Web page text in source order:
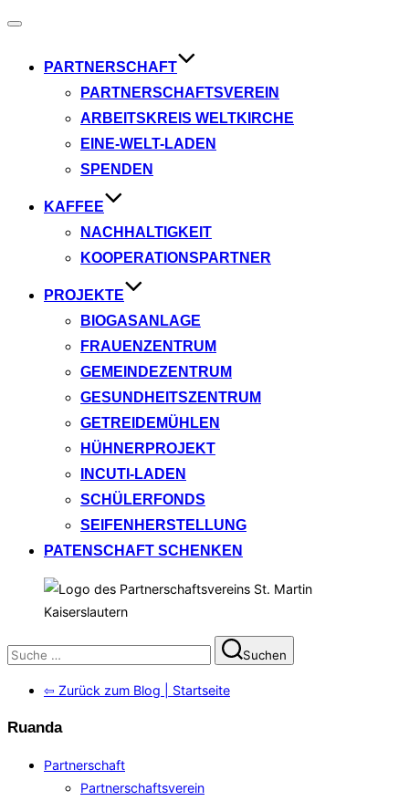
Navigation
PARTNERSCHAFT
PARTNERSCHAFTSVEREIN
ARBEITSKREIS WELTKIRCHE
EINE-WELT-LADEN
SPENDEN
KAFFEE
NACHHALTIGKEIT
KOOPERATIONSPARTNER
PROJEKTE
BIOGASANLAGE
FRAUENZENTRUM
GEMEINDEZENTRUM
GESUNDHEITSZENTRUM
GETREIDEMÜHLEN
HÜHNERPROJEKT
INCUTI-LADEN
SCHÜLERFONDS
SEIFENHERSTELLUNG
PATENSCHAFT SCHENKEN
Suchen
nach:
Suchen
⇦ Zurück zum Blog | Startseite
Ruanda
Partnerschaft
Partnerschaftsverein